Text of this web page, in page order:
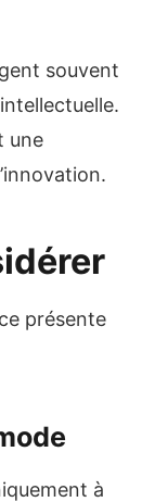
souvent
une
présente
à